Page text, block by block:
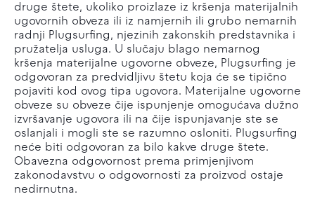
druge štete, ukoliko proizlaze iz kršenja materijalnih
ugovornih obveza ili iz namjernih ili grubo nemarnih
radnji Plugsurfing, njezinih zakonskih predstavnika i
pružatelja usluga. U slučaju blago nemarnog
kršenja materijalne ugovorne obveze, Plugsurfing je
odgovoran za predvidljivu štetu koja će se tipično
pojaviti kod ovog tipa ugovora. Materijalne ugovorne
obveze su obveze čije ispunjenje omogućava dužno
izvršavanje ugovora ili na čije ispunjavanje ste se
oslanjali i mogli ste se razumno osloniti. Plugsurfing
neće biti odgovoran za bilo kakve druge štete.
Obavezna odgovornost prema primjenjivom
zakonodavstvu o odgovornosti za proizvod ostaje
nedirnutna.